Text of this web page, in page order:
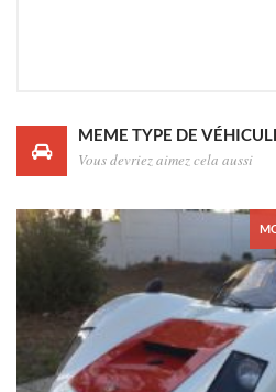
MEME TYPE DE
Vous devriez aimez cela aussi